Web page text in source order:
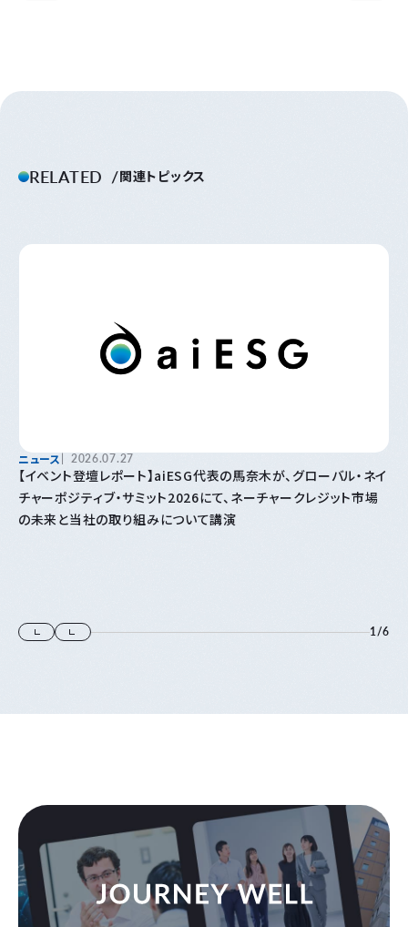
RELATED 関連トピックス
ニュース 2026.07.27
【イベント登壇レポート】aiESG代表の馬奈木が、グローバル・ネイ
チャーポジティブ・サミット2026にて、ネーチャークレジット市場
の未来と当社の取り組みについて講演
1/6